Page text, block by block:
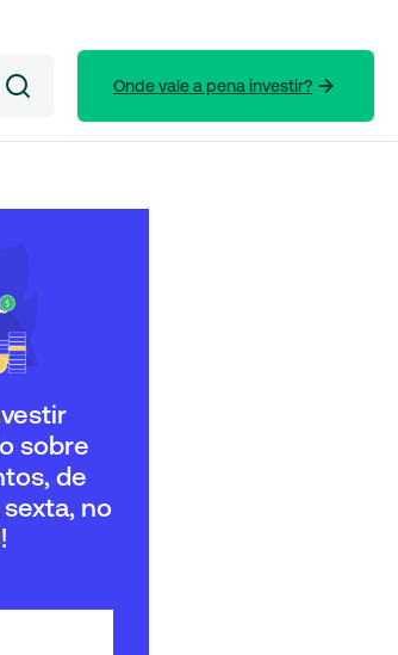
Onde vale a pena investir?
sobre
de
no